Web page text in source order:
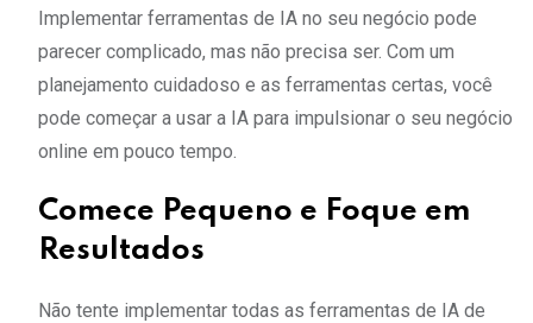
Implementar ferramentas de IA no seu negócio pode
parecer complicado, mas não precisa ser. Com um
planejamento cuidadoso e as ferramentas certas, você
pode começar a usar a IA para impulsionar o seu negócio
online em pouco tempo.
Comece Pequeno e Foque em
Resultados
Não tente implementar todas as ferramentas de IA de